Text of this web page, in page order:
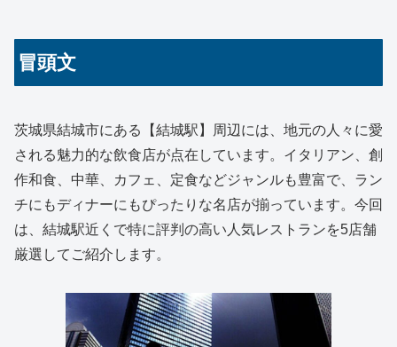
冒頭文
茨城県結城市にある【結城駅】周辺には、地元の人々に愛
される魅力的な飲食店が点在しています。イタリアン、創
作和食、中華、カフェ、定食などジャンルも豊富で、ラン
チにもディナーにもぴったりな名店が揃っています。今回
は、結城駅近くで特に評判の高い人気レストランを5店舗
厳選してご紹介します。